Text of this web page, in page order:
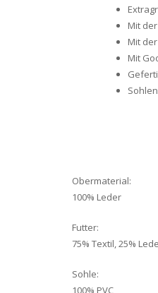
Mit
Mit
Mit
Obermaterial:
100% Leder
Futter:
75% Textil, 25%
Sohle: